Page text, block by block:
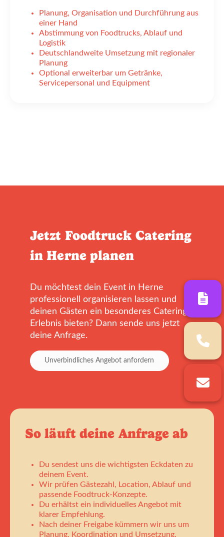
Planung, Organisation und Durchführung aus
einer Hand
Abstimmung von Foodtrucks, Ablauf und
Logistik
Deutschlandweite Umsetzung mit regionaler
Planung
Optional erweiterbar um Getränke,
Servicepersonal und Equipment
Jetzt Foodtruck Catering
in Herne planen
Du möchtest dein Event in Herne
professionell organisieren lassen und
deinen Gästen ein besonderes Catering-
Erlebnis bieten? Dann sende uns jetzt
deine Anfrage.
Unverbindliches Angebot anfordern
So läuft deine Anfrage ab
Du sendest uns die wichtigsten Eckdaten zu
deinem Event.
Wir prüfen Gästezahl, Location, Ablauf und
passende Foodtruck-Konzepte.
Du erhältst ein individuelles Angebot mit
klarer Empfehlung.
Nach deiner Freigabe kümmern wir uns um
Planung, Koordination und Umsetzung.